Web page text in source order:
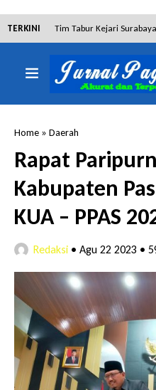
TERKINI Tim Tabur Kejari
Terpidana Penipuan 10
Lakukan Pencurian
Perkuat Layanan Code
Kejari Surabaya
Rupiah TPPU Judol 188BET
Dalam Proses Hukum,
Justru Terdapat Aktivitas
Dibantah Terdakwa
Tetap Pada
Home » Daerah
Rapat
Kabupaten
KUA – PPAS
Redaksi • Agu 22 2023 •